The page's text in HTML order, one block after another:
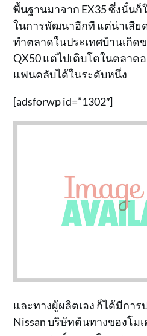
พื้นฐานมาจาก EX35 ซึ่งนั้นก็
ในการพัฒนาอีกที แต่น่าเสีย
ทำตลาดในประเทศบ้านเกิด
QX50 แต่ไปเติบโตในตลาด
แฟนคลับได้ในระดับหนึ่ง
[adsforwp id=”1302″]
และทางผู้ผลิตเอง ก็ได้มีการ
Nissan บริษัทต้นทางของโมเ